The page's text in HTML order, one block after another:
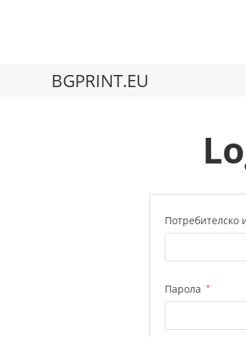
BGPRINT.EU
Потребителско
Парола *